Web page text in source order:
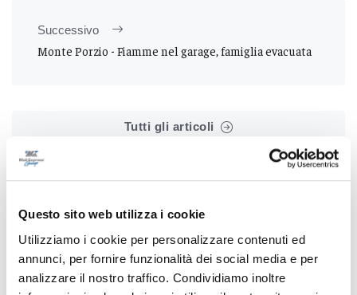
Questo sito web utilizza i cookie
Utilizziamo i cookie per personalizzare contenuti ed
annunci, per fornire funzionalità dei social media e per
analizzare il nostro traffico. Condividiamo inoltre
Successivo
Monte Porzio - Fiamme nel garage, famiglia evacuata
Tutti gli articoli
Correlati